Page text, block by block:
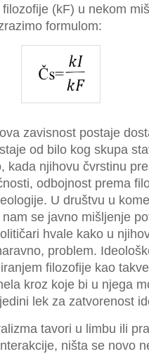
(kF) u nekom
formulom:
zavisnost postaje
od bilo kog skupa
kada njihovu čvrstinu
odbojnost prema
U društvu u
nam se javno mišljenje
hvale kako u
problem.
filozofije kao
kroz koje bi u njega
lek za zatvorenost
tavori u limbu ili
ništa se novo